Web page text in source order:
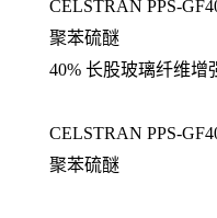
CELSTRAN PPS-
聚苯硫醚
40% 长股玻璃纤维增
CELSTRAN PPS-
聚苯硫醚